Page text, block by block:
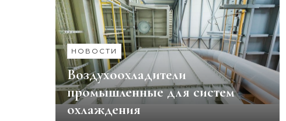
НОВОСТИ
Воздухоохладители
промышленные для систем
охлаждения